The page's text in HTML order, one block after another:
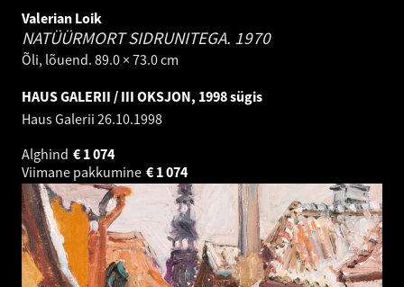
Valerian Loik
NATÜÜRMORT SIDRUNITEGA. 1970
Õli, lõuend. 89.0 × 73.0 cm
HAUS GALERII / III OKSJON, 1998 sügis
Haus Galerii 26.10.1998
Alghind
1 074
€
Viimane pakkumine
1 074
€